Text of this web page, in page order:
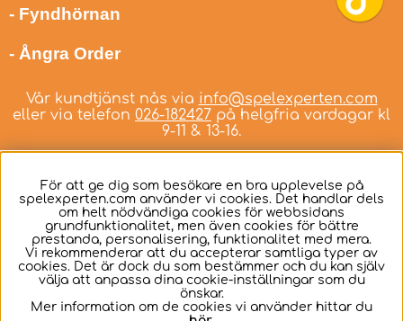
- Fyndhörnan
- Ångra Order
Vår kundtjänst nås via info@spelexperten.com
eller via telefon 026-182427 på helgfria vardagar kl
9-11 & 13-16.
Svenska
För att ge dig som besökare en bra upplevelse på
spelexperten.com använder vi cookies. Det handlar dels
om helt nödvändiga cookies för webbsidans
grundfunktionalitet, men även cookies för bättre
prestanda, personalisering, funktionalitet med mera.
Vi rekommenderar att du accepterar samtliga typer av
cookies. Det är dock du som bestämmer och du kan själv
välja att anpassa dina cookie-inställningar som du
önskar.
Mer information om de cookies vi använder hittar du